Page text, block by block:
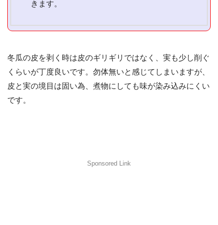
きます。
冬瓜の皮を剥く時は皮のギリギリではなく、実も少し削ぐ
くらいが丁度良いです。勿体無いと感じてしまいますが、
皮と実の境目は固い為、煮物にしても味が染み込みにくい
です。
Sponsored Link